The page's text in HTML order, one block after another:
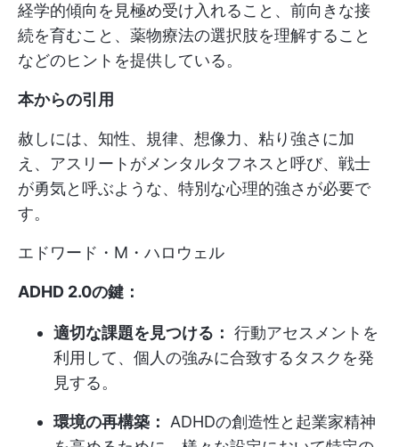
経学的傾向を見極め受け入れること、前向きな接
続を育むこと、薬物療法の選択肢を理解すること
などのヒントを提供している。
本からの引用
赦しには、知性、規律、想像力、粘り強さに加
え、アスリートがメンタルタフネスと呼び、戦士
が勇気と呼ぶような、特別な心理的強さが必要で
す。
エドワード・M・ハロウェル
ADHD 2.0の鍵：
適切な課題を見つける： 行動アセスメントを
利用して、個人の強みに合致するタスクを発
見する。
環境の再構築：
ADHDの創造性と起業家精神